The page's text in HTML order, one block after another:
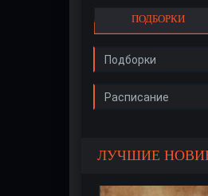
ПОДБОРКИ
Подборки
Расписание
ЛУЧШИЕ